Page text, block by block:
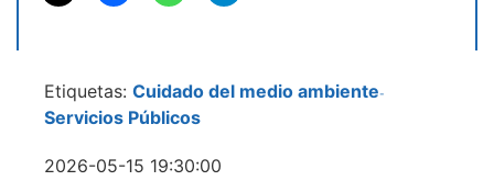
Etiquetas: Cuidado del medio ambiente-
Servicios Públicos
2026-05-15 19:30:00